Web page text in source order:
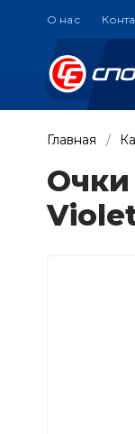
О нас
Главная
Очки